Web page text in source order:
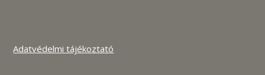
Adatvédelmi tájékoztató